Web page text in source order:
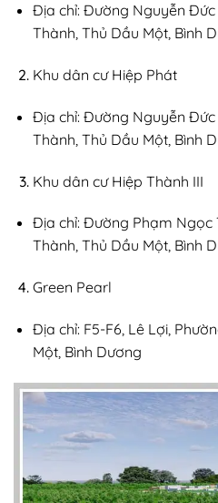
Địa chỉ: Đường Nguyễn Đức
Thành, Thủ Dầu Một, Bình
Khu dân cư Hiệp Phát
Địa chỉ: Đường Nguyễn Đức
Thành, Thủ Dầu Một, Bình
Khu dân cư Hiệp Thành III
Địa chỉ: Đường Phạm Ngọc
Thành, Thủ Dầu Một, Bình
Green Pearl
Địa chỉ: F5-F6, Lê Lợi,
Một, Bình Dương